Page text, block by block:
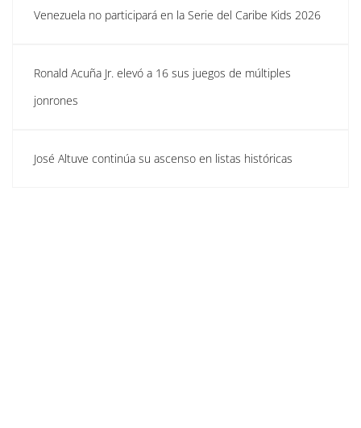
Venezuela no participará en la Serie del Caribe Kids 2026
Ronald Acuña Jr. elevó a 16 sus juegos de múltiples
jonrones
José Altuve continúa su ascenso en listas históricas